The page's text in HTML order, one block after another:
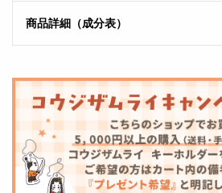
商品詳細（成分表）